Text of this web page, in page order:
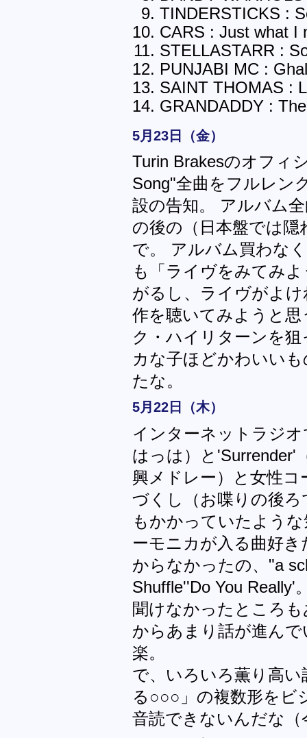
TINDERSTICKS :
CARS : Just what I
STELLASTARR :
PUNJABI MC :
SAINT THOMAS :
GRANDADDY :
5月23日（金）
Turin Brakesのオフィ
Song"全曲をフルレン
設の告知。 アルバム
の後の（日本盤では
で。 アルバム買わな
も「ライヴをみてみ
がるし、ライヴがよ
作を聴いてみようと
ク・ハイリターンを
カな子ほどかわいい
たな。
5月22日（木）
インターネットラジ
はっは）と'Surrender'
興メドレー）と女性コ
づくし（お喋りの後
もかかっていたよう
ーモニカが入る曲好
からなかったの、"a
Shuffle''Do You Really'
聞けなかったところ
からあまり話が進ん
楽。
で、いろいろ薫り高
る○○○」の複数形をビ
音読できないんだな（